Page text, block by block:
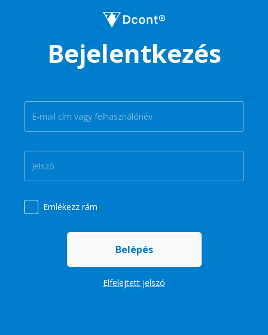
Bejelentkezés
Emlékezz rám
Belépés
Elfelejtett jelszó